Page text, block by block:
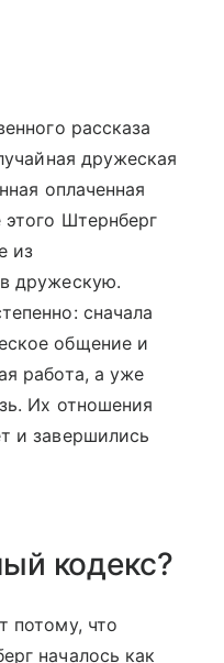
рассказа
дружеская
оплаченная
этого Штернберг
из
дружескую.
сначала
общение и
работа, а уже
Их отношения
и завершились
кодекс?
потому, что
началось как